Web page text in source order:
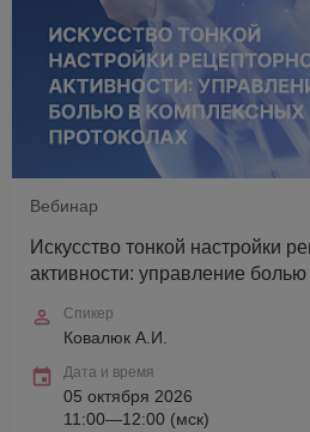
Вебинар
Искусство тонкой настройки
активности: управление
Спикер
Ковалюк А.И.
Дата и время
05 октября 2026
11:00—12:00 (мск)